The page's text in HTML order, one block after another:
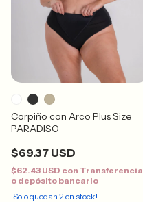
Corpiño con Arco Plus Size
PARADISO
$69.37 USD
$62.43 USD con Transferencia
o depósito bancario
¡Solo quedan 2 en stock!